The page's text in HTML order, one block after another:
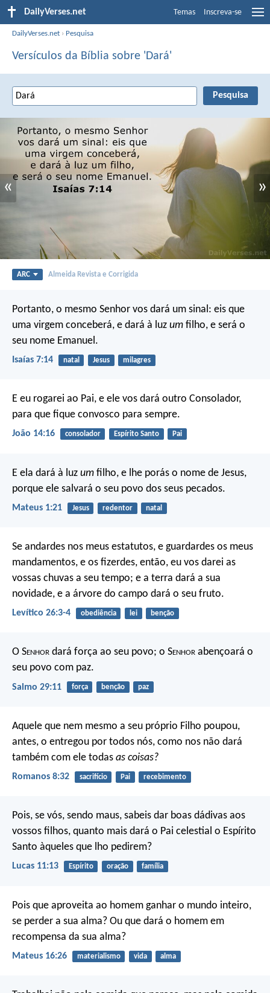
DailyVerses.net Temas Inscreva-se
DailyVerses.net › Pesquisa
Versículos da Bíblia sobre 'Dará'
« »
ARC Almeida Revista e Corrigida
Portanto, o mesmo Senhor vos dará um sinal: eis que
uma virgem conceberá, e dará à luz um filho, e será o
seu nome Emanuel.
Isaías 7:14 natal Jesus milagres
E eu rogarei ao Pai, e ele vos dará outro Consolador,
para que fique convosco para sempre.
João 14:16 consolador Espírito Santo Pai
E ela dará à luz um filho, e lhe porás o nome de Jesus,
porque ele salvará o seu povo dos seus pecados.
Mateus 1:21 Jesus redentor natal
Se andardes nos meus estatutos, e guardardes os meus
mandamentos, e os fizerdes, então, eu vos darei as
vossas chuvas a seu tempo; e a terra dará a sua
novidade, e a árvore do campo dará o seu fruto.
Levítico 26:3-4 obediência lei benção
O Senhor dará força ao seu povo; o Senhor abençoará o
seu povo com paz.
Salmo 29:11 força benção paz
Aquele que nem mesmo a seu próprio Filho poupou,
antes, o entregou por todos nós, como nos não dará
também com ele todas as coisas?
Romanos 8:32 sacrifício Pai recebimento
Pois, se vós, sendo maus, sabeis dar boas dádivas aos
vossos filhos, quanto mais dará o Pai celestial o Espírito
Santo àqueles que lho pedirem?
Lucas 11:13 Espírito oração família
Pois que aproveita ao homem ganhar o mundo inteiro,
se perder a sua alma? Ou que dará o homem em
recompensa da sua alma?
Mateus 16:26 materialismo vida alma